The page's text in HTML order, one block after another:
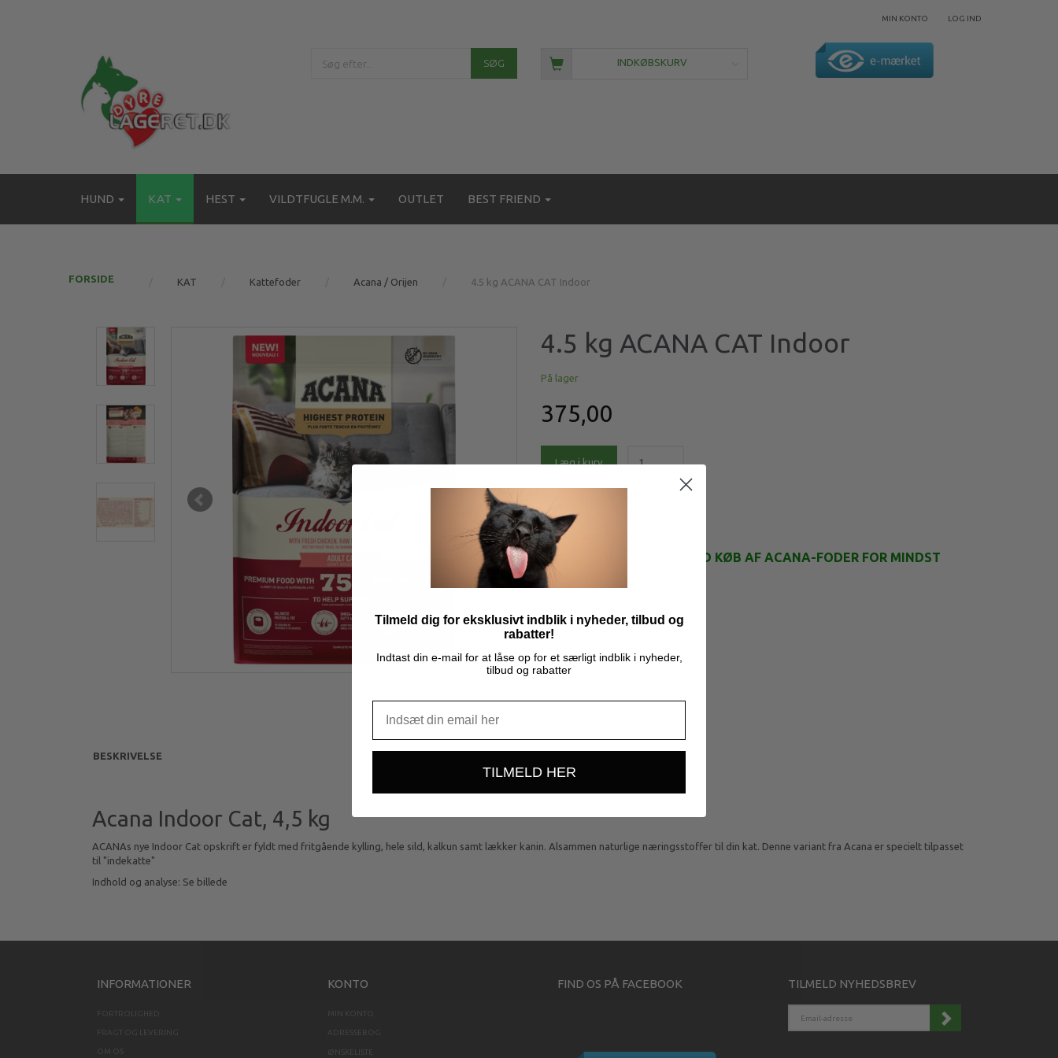
LOG IND
MIN KONTO
SØG INDKØBSKURV
HUND KAT HEST VILDTFUGLE M.M. OUTLET BEST FRIEND
FORSIDE KAT Kattefoder Acana / Orijen 4.5 kg ACANA CAT Indoor
4.5 kg ACANA CAT Indoor
På lager
375,00
Læg i kurv
Acana Indoor Cat, 4,5 kg
GRATIS FORSENDELSE VED KØB AF ACANA-FODER FOR MINDST
KR. 599
Mere information
BESKRIVELSE
Acana Indoor Cat, 4,5 kg
ACANAs nye Indoor Cat opskrift er fyldt med fritgående kylling, hele sild, kalkun samt lækker kanin. Alsammen naturlige næringsstoffer til din kat. Denne variant fra Acana er specielt tilpasset
til "indekatte"
Indhold og analyse: Se billede
INFORMATIONER
FORTROLIGHED
FRAGT OG LEVERING
OM OS
KONTO
MIN KONTO
ADRESSEBOG
ØNSKELISTE
FIND OS PÅ FACEBOOK TILMELD NYHEDSBREV
ADRESSE
Tilmeld dig for eksklusivt indblik i nyheder, tilbud og
rabatter!
Indtast din e-mail for at låse op for et særligt indblik i nyheder,
tilbud og rabatter
TILMELD HER